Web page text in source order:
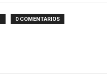
0 COMENTARIOS